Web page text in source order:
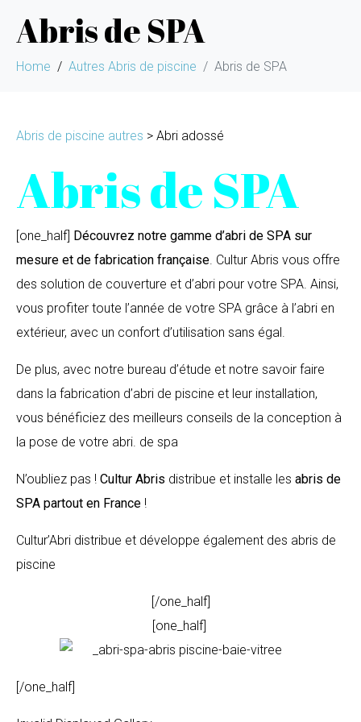
Abris de SPA
Home Autres Abris de piscine Abris de SPA
Abris de piscine autres > Abri adossé
Abris de SPA
[one_half] Découvrez notre gamme d’abri de SPA sur
mesure et de fabrication française. Cultur Abris vous offre
des solution de couverture et d’abri pour votre SPA. Ainsi,
vous profiter toute l’année de votre SPA grâce à l’abri en
extérieur, avec un confort d’utilisation sans égal.
De plus, avec notre bureau d’étude et notre savoir faire
dans la fabrication d’abri de piscine et leur installation,
vous bénéficiez des meilleurs conseils de la conception à
la pose de votre abri. de spa
N’oubliez pas ! Cultur Abris distribue et installe les abris de
SPA partout en France !
Cultur’Abri distribue et développe également des abris de
piscine
[/one_half]
[one_half]
[/one_half]